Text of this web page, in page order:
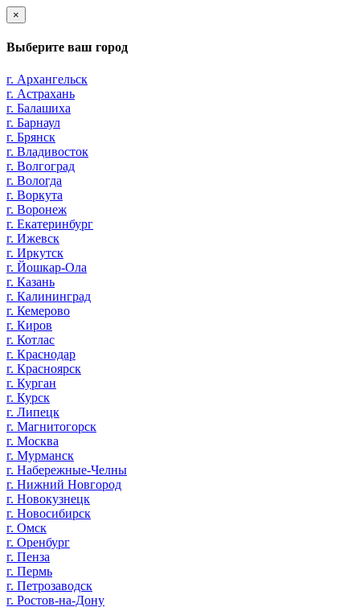
×
Выберите ваш город
г. Архангельск
г. Астрахань
г. Балашиха
г. Барнаул
г. Брянск
г. Владивосток
г. Волгоград
г. Вологда
г. Воркута
г. Воронеж
г. Екатеринбург
г. Ижевск
г. Иркутск
г. Йошкар-Ола
г. Казань
г. Калининград
г. Кемерово
г. Киров
г. Котлас
г. Краснодар
г. Красноярск
г. Курган
г. Курск
г. Липецк
г. Магнитогорск
г. Москва
г. Мурманск
г. Набережные-Челны
г. Нижний Новгород
г. Новокузнецк
г. Новосибирск
г. Омск
г. Оренбург
г. Пенза
г. Пермь
г. Петрозаводск
г. Ростов-на-Дону